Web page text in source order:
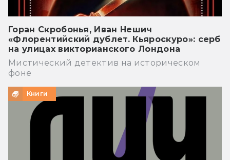
Горан Скробонья, Иван Нешич
«Флорентийский дублет. Кьяроскуро»: серб
на улицах викторианского Лондона
Мистический детектив на историческом
фоне
Книги